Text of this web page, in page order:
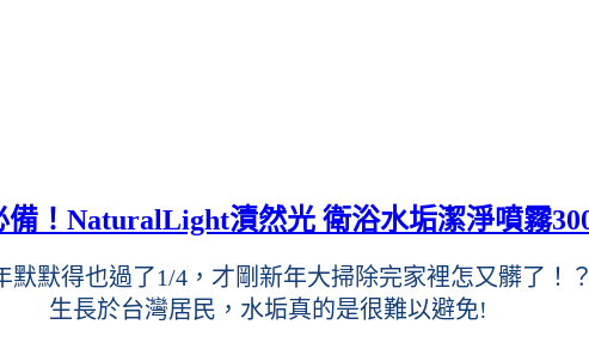
！NaturalLight漬然光 衛浴水垢潔淨噴霧
默默得也過了1/4，才剛新年大掃除完家裡怎又髒了！？
生長於台灣居民，水垢真的是很難以避免!